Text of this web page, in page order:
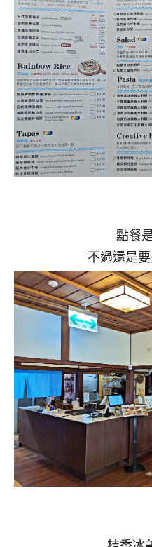
點餐
不過還是